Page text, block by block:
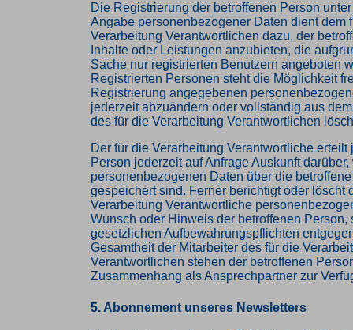
Die Registrierung der betroffenen Person
Angabe personenbezogener Daten dient dem
Verarbeitung Verantwortlichen dazu, der
Inhalte oder Leistungen anzubieten, die
Sache nur registrierten Benutzern angeboten
Registrierten Personen steht die Möglichkeit
Registrierung angegebenen
jederzeit abzuändern oder vollständig aus
des für die Verarbeitung Verantwortlichen
Der für die Verarbeitung Verantwortliche erteilt
Person jederzeit auf Anfrage Auskunft
personenbezogenen Daten über die
gespeichert sind. Ferner berichtigt oder löscht
Verarbeitung Verantwortliche
Wunsch oder Hinweis der betroffenen Person,
gesetzlichen Aufbewahrungspflichten
Gesamtheit der Mitarbeiter des für die
Verantwortlichen stehen der betroffenen
Zusammenhang als Ansprechpartner zur
5. Abonnement unseres Newsletters